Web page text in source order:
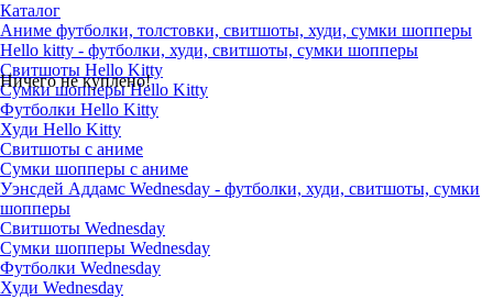
Ничего не куплено!
Каталог
Аниме футболки, толстовки, свитшоты, худи, сумки шопперы
Hello kitty - футболки, худи, свитшоты, сумки шопперы
Свитшоты Hello Kitty
Сумки шопперы Hello Kitty
Футболки Hello Kitty
Худи Hello Kitty
Свитшоты с аниме
Сумки шопперы с аниме
Уэнсдей Аддамс Wednesday - футболки, худи, свитшоты, сумки
шопперы
Свитшоты Wednesday
Сумки шопперы Wednesday
Футболки Wednesday
Худи Wednesday